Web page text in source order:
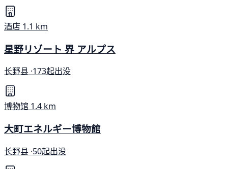
酒店 1.1 km
星野リゾート 界 アルプス
长野县 ·173起出没
博物馆 1.4 km
大町エネルギー博物館
长野县 ·50起出没